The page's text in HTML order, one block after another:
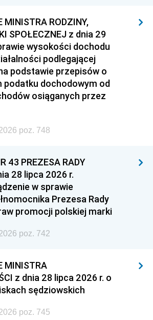
MINISTRA RODZINY,
SPOŁECZNEJ z dnia 29
wysokości dochodu
podlegającej
podstawie przepisów o
podatku dochodowym od
osiąganych przez
poz. 748
43 PREZESA RADY
28 lipca 2026 r.
w sprawie
Prezesa Rady
promocji polskiej marki
poz. 742
MINISTRA
z dnia 28 lipca 2026 r. o
sędziowskich
poz. 745